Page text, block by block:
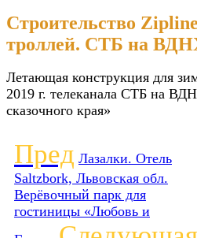
Строительство
троллей. СТБ на
Летающая конструкция для
2019 г. телеканала СТБ на
сказочного края»
Пред Лазалки. Отель
Saltzbork, Львовская обл.
Верёвочный парк для
гостиницы «Любовь и